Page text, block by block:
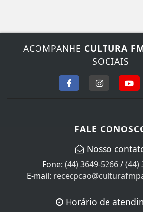
SOCIAIS
(44) 3649-5266/(44)
Horário de
13h00 ás 17h00 horário de Brasília.